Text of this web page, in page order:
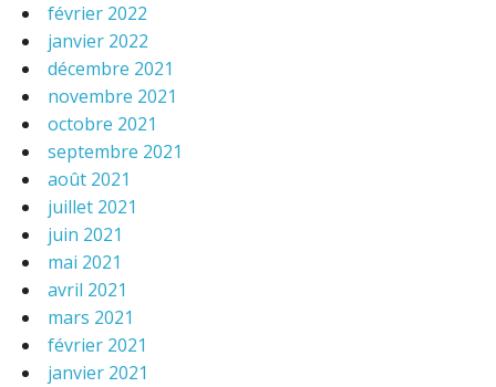
février 2022
janvier 2022
décembre 2021
novembre 2021
octobre 2021
septembre 2021
août 2021
juillet 2021
juin 2021
mai 2021
avril 2021
mars 2021
février 2021
janvier 2021